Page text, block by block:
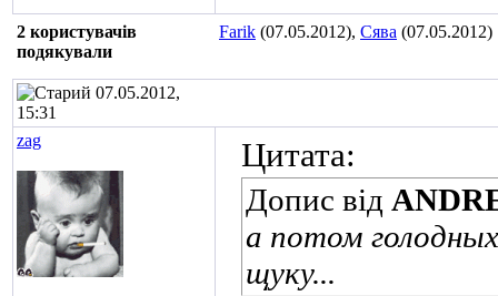
2 користувачів
подякували
Farik (07.05.2012), Сява (07.05.2012)
07.05.2012,
15:31
zag
Цитата:
Допис від
а потом
щуку...